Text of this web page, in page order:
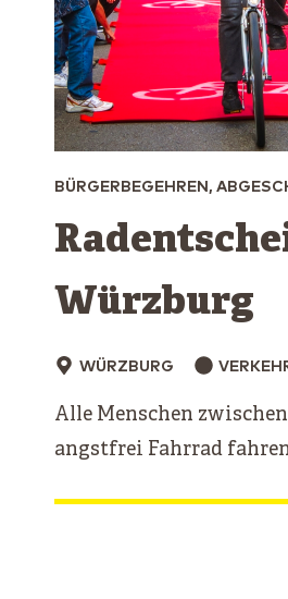
BÜRGERBEGEHREN,
Würzburg
WÜRZBURG
Alle Menschen
angstfrei Fahrrad